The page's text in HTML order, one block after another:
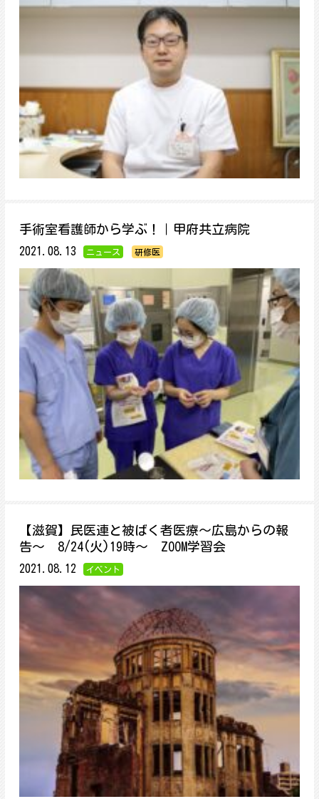
手術室看護師から学ぶ！｜甲府共立病院
2021.08.13 ニュース 研修医
【滋賀】民医連と被ばく者医療～広島からの報
告～ 8/24(火)19時～ ZOOM学習会
2021.08.12 イベント